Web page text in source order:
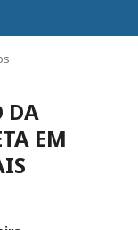
DA
EM